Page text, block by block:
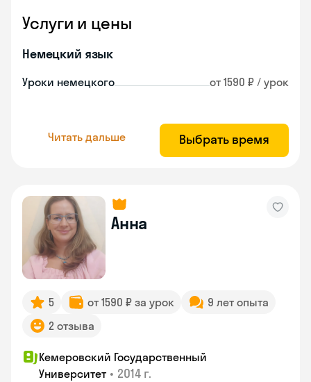
Услуги и цены
Немецкий язык
Уроки немецкого от 1590 ₽ / урок
Читать дальше Выбрать время
Анна
5 от 1590 ₽ за урок
9 лет опыта
2 отзыва
Кемеровский Государственный
Университет • 2014 г.